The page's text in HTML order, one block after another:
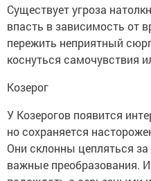
Существует угроза
впасть в зависимость от
пережить неприятный
коснуться самочувствия
Козерог
У Козерогов появится
но сохраняется
Они склонны цепляться
важные преобразования.